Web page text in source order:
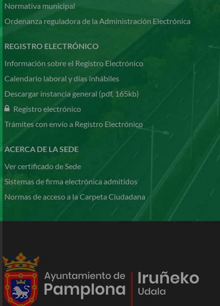
Normativa municipal
Ordenanza reguladora de la Administración Electrónica
REGISTRO ELECTRÓNICO
Información sobre el Registro Electrónico
Calendario laboral y días inhábiles
Descargar instancia general (pdf, 165kb)
Registro electrónico
Trámites con envío a Registro Electrónico
ACERCA DE LA SEDE
Ver certificado de Sede
Sistemas de firma electrónica admitidos
Normas de acceso a la Carpeta Ciudadana